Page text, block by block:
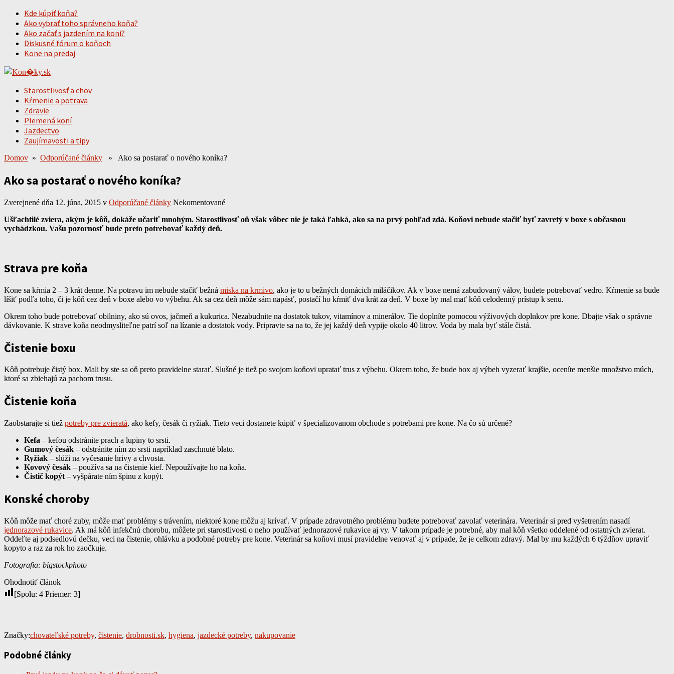
Kde kúpiť koňa?
Ako vybrať toho správneho koňa?
Ako začať s jazdením na koni?
Diskusné fórum o koňoch
Kone na predaj
Starostlivosť a chov
Kŕmenie a potrava
Zdravie
Plemená koní
Jazdectvo
Zaujímavosti a tipy
Domov » Odporúčané články » Ako sa postarať o nového koníka?
Ako sa postarať o nového koníka?
Zverejnené dňa 12. júna, 2015 v Odporúčané články Nekomentované
Ušľachtilé zviera, akým je kôň, dokáže učariť mnohým. Starostlivosť oň však vôbec nie je taká ľahká, ako sa na prvý pohľad zdá. Koňovi nebude stačiť byť zavretý v boxe s občasnou
vychádzkou. Vašu pozornosť bude preto potrebovať každý deň.
Strava pre koňa
Kone sa kŕmia 2 – 3 krát denne. Na potravu im nebude stačiť bežná miska na krmivo, ako je to u bežných domácich miláčikov. Ak v boxe nemá zabudovaný válov, budete potrebovať vedro. Kŕmenie sa bude
líšiť podľa toho, či je kôň cez deň v boxe alebo vo výbehu. Ak sa cez deň môže sám napásť, postačí ho kŕmiť dva krát za deň. V boxe by mal mať kôň celodenný prístup k senu.
Okrem toho bude potrebovať obilniny, ako sú ovos, jačmeň a kukurica. Nezabudnite na dostatok tukov, vitamínov a minerálov. Tie doplníte pomocou výživových doplnkov pre kone. Dbajte však o správne
dávkovanie. K strave koňa neodmysliteľne patrí soľ na lízanie a dostatok vody. Pripravte sa na to, že jej každý deň vypije okolo 40 litrov. Voda by mala byť stále čistá.
Čistenie boxu
Kôň potrebuje čistý box. Mali by ste sa oň preto pravidelne starať. Slušné je tiež po svojom koňovi upratať trus z výbehu. Okrem toho, že bude box aj výbeh vyzerať krajšie, oceníte menšie množstvo múch,
ktoré sa zbiehajú za pachom trusu.
Čistenie koňa
Zaobstarajte si tiež potreby pre zvieratá, ako kefy, česák či ryžiak. Tieto veci dostanete kúpiť v špecializovanom obchode s potrebami pre kone. Na čo sú určené?
Kefa – kefou odstránite prach a lupiny to srsti.
Gumový česák – odstránite ním zo srsti napríklad zaschnuté blato.
Ryžiak – slúži na vyčesanie hrivy a chvosta.
Kovový česák – používa sa na čistenie kief. Nepoužívajte ho na koňa.
Čistič kopýt – vyšpárate ním špinu z kopýt.
Konské choroby
Kôň môže mať choré zuby, môže mať problémy s trávením, niektoré kone môžu aj krívať. V prípade zdravotného problému budete potrebovať zavolať veterinára. Veterinár si pred vyšetrením nasadí
jednorazové rukavice. Ak má kôň infekčnú chorobu, môžete pri starostlivosti o neho používať jednorazové rukavice aj vy. V takom prípade je potrebné, aby mal kôň všetko oddelené od ostatných zvierat.
Oddeľte aj podsedlovú dečku, veci na čistenie, ohlávku a podobné potreby pre kone. Veterinár sa koňovi musí pravidelne venovať aj v prípade, že je celkom zdravý. Mal by mu každých 6 týždňov upraviť
kopyto a raz za rok ho zaočkuje.
Fotografia: bigstockphoto
Ohodnotiť článok
[Spolu: 4 Priemer: 3]
Značky:chovateľské potreby, čistenie, drobnosti.sk, hygiena, jazdecké potreby, nakupovanie
Podobné články